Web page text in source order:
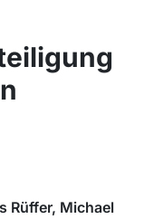
Rüffer, Michael